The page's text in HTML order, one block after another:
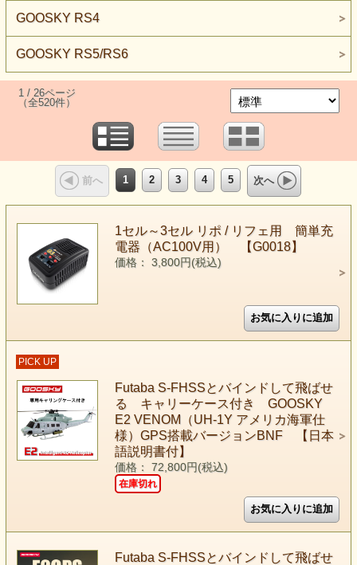
GOOSKY RS4
GOOSKY RS5/RS6
1 / 26ページ
（全520件）
前へ 1 2 3 4 5 次へ
1セル～3セル リポ / リフェ用 簡単充
電器（AC100V用） 【G0018】
価格： 3,800円(税込)
PICK UP
Futaba S-FHSSとバインドして飛ばせ
る キャリーケース付き GOOSKY
E2 VENOM（UH-1Y アメリカ海軍仕
様）GPS搭載バージョンBNF 【日本
語説明書付】
価格： 72,800円(税込)
在庫切れ
Futaba S-FHSSとバインドして飛ばせ